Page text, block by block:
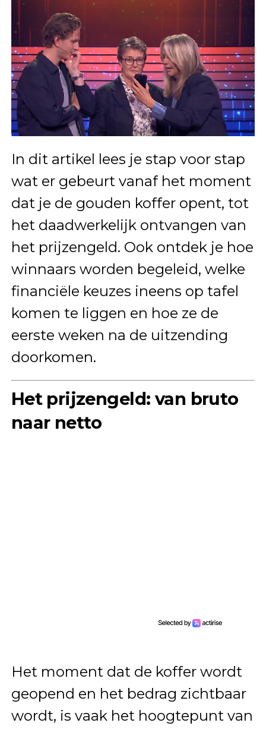
In dit artikel lees je stap voor stap
wat er gebeurt vanaf het moment
dat je de gouden koffer opent, tot
het daadwerkelijk ontvangen van
het prijzengeld. Ook ontdek je hoe
winnaars worden begeleid, welke
financiële keuzes ineens op tafel
komen te liggen en hoe ze de
eerste weken na de uitzending
doorkomen.
Het prijzengeld: van bruto
naar netto
Het moment dat de koffer wordt
geopend en het bedrag zichtbaar
wordt, is vaak het hoogtepunt van